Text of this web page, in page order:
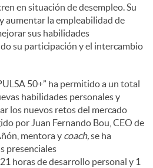
en situación de desempleo. Su
aumentar la empleabilidad de
sus habilidades
su participación y el intercambio
50+” ha permitido a un total
habilidades personales y
los nuevos retos del mercado
por Juan Fernando Bou, CEO de
mentora y coach,se ha
presenciales
horas de desarrollo personal y 1